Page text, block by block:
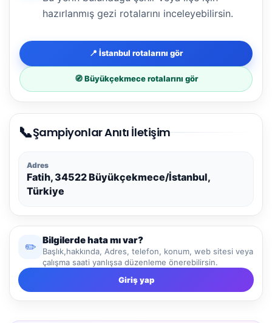
hazırlanmış gezi rotalarını inceleyebilirsin.
📍 İstanbul rotalarını gör
🧭 Büyükçekmece rotalarını gör
📞Şampiyonlar Anıtı İletişim
Adres
Fatih, 34522 Büyükçekmece/İstanbul,
Türkiye
✏️
Bilgilerde hata mı var?
Başlık,hakkında, Adres, telefon, konum, web sitesi veya
çalışma saati yanlışsa düzenleme önerebilirsin.
Giriş yap